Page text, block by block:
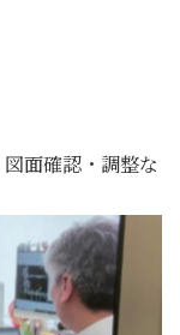
面確認・調整な